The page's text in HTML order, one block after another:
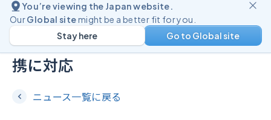
You’re viewing the Japan website.
OurGlobal sitemight be a better fit for you.
Go to Global site
Stay here
機能アップデート
CoinList（コインリスト）のAPI連
携に対応
ニュース一覧に戻る